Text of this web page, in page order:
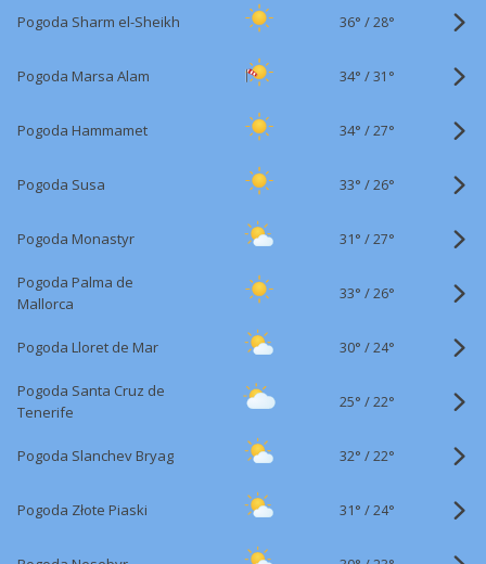
Pogoda Sharm el-Sheikh 36° /28°
Pogoda Marsa Alam 34° /31°
Pogoda Hammamet 34° /27°
Pogoda Susa 33° /26°
Pogoda Monastyr 31° /27°
Pogoda Palma de
Mallorca
33° /26°
Pogoda Lloret de Mar 30° /24°
Pogoda Santa Cruz de
Tenerife
25° /22°
Pogoda Slanchev Bryag 32° /22°
Pogoda Złote Piaski 31° /24°